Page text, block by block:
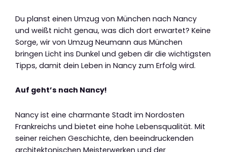
Du planst einen Umzug von München nach Nancy
und weißt nicht genau, was dich dort erwartet? Keine
Sorge, wir von Umzug Neumann aus München
bringen Licht ins Dunkel und geben dir die wichtigsten
Tipps, damit dein Leben in Nancy zum Erfolg wird.
Auf geht’s nach Nancy!
Nancy ist eine charmante Stadt im Nordosten
Frankreichs und bietet eine hohe Lebensqualität. Mit
seiner reichen Geschichte, den beeindruckenden
architektonischen Meisterwerken und der